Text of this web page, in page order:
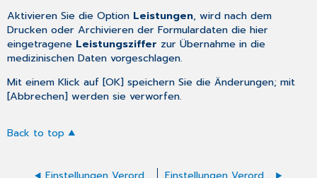
Aktivieren Sie die Option Leistungen, wird nach dem
Drucken oder Archivieren der Formulardaten die hier
eingetragene Leistungsziffer zur Übernahme in die
medizinischen Daten vorgeschlagen.
Mit einem Klick auf [OK] speichern Sie die Änderungen; mit
[Abbrechen] werden sie verworfen.
Back to top